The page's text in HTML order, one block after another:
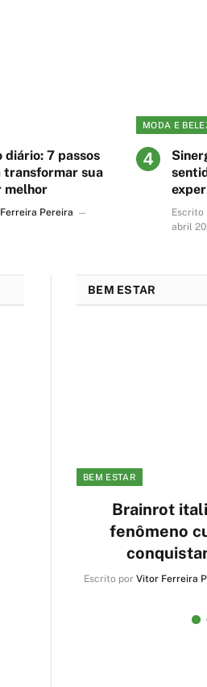
7 passos
transformar sua
melhor
Pereira
MODA E
Escrito
abril
BEM ESTAR
BEM ESTAR
Brainrot
fenômeno
Escrito por Vitor Ferreira